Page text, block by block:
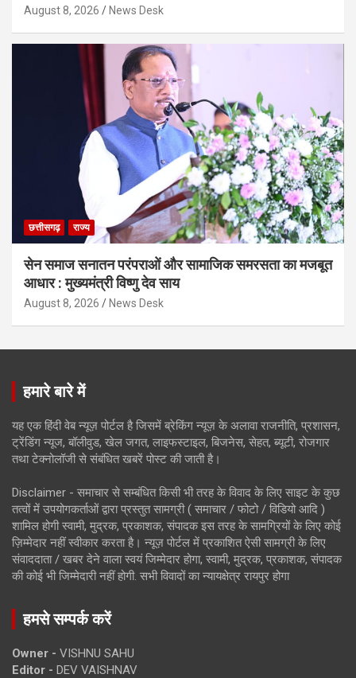
August 8, 2026 News Desk
छत्तीसगढ़ राज्य
सेन समाज सनातन परंपराओं और सामाजिक समरसता का मजबूत
आधार : मुख्यमंत्री विष्णु देव साय
August 8, 2026 News Desk
हमारे बारे में
यह एक हिंदी वेब न्यूज़ पोर्टल है जिसमें ब्रेकिंग न्यूज़ के अलावा राजनीति, प्रशासन,
ट्रेंडिंग न्यूज, बॉलीवुड, खेल जगत, लाइफस्टाइल, बिजनेस, सेहत, ब्यूटी, रोजगार
तथा टेक्नोलॉजी से संबंधित खबरें पोस्ट की जाती है।
Disclaimer - समाचार से सम्बंधित किसी भी तरह के विवाद के लिए साइट के कुछ
तत्वों में उपयोगकर्ताओं द्वारा प्रस्तुत सामग्री ( समाचार / फोटो / विडियो आदि )
शामिल होगी स्वामी, मुद्रक, प्रकाशक, संपादक इस तरह के सामग्रियों के लिए कोई
ज़िम्मेदार नहीं स्वीकार करता है। न्यूज़ पोर्टल में प्रकाशित ऐसी सामग्री के लिए
संवाददाता / खबर देने वाला स्वयं जिम्मेदार होगा, स्वामी, मुद्रक, प्रकाशक, संपादक
की कोई भी जिम्मेदारी नहीं होगी. सभी विवादों का न्यायक्षेत्र रायपुर होगा
हमसे सम्पर्क करें
Owner - VISHNU SAHU
Editor - DEV VAISHNAV